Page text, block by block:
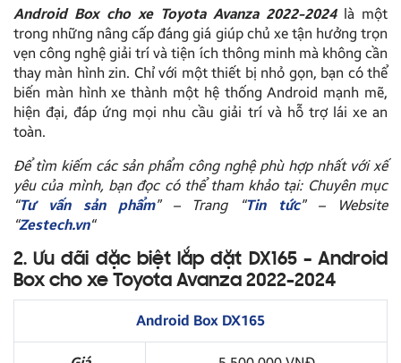
Android Box cho xe Toyota Avanza 2022-2024là một
trong những nâng cấp đáng giá giúp chủ xe tận hưởng trọn
vẹn công nghệ giải trí và tiện ích thông minh mà không cần
thay màn hình zin. Chỉ với một thiết bị nhỏ gọn, bạn có thể
biến màn hình xe thành một hệ thống Android mạnh mẽ,
hiện đại, đáp ứng mọi nhu cầu giải trí và hỗ trợ lái xe an
toàn.
Để tìm kiếm các sản phẩm công nghệ phù hợp nhất với xế
yêu của mình, bạn đọc có thể tham khảo tại: Chuyên mục
“Tư vấn sản phẩm” – Trang “Tin tức” – Website
“Zestech.vn“
2. Ưu đãi đặc biệt lắp đặt DX165 – Android
Box cho xe Toyota Avanza 2022-2024
Android Box DX165